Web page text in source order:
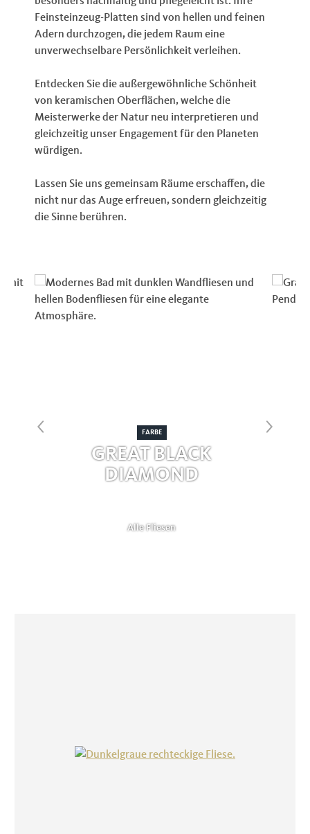
Feinsteinzeug-Platten sind von hellen und feinen
Adern durchzogen, die jedem Raum eine
unverwechselbare Persönlichkeit verleihen.
Entdecken Sie die außergewöhnliche Schönheit
von keramischen Oberflächen, welche die
Meisterwerke der Natur neu interpretieren und
gleichzeitig unser Engagement für den Planeten
würdigen.
Lassen Sie uns gemeinsam Räume erschaffen, die
nicht nur das Auge erfreuen, sondern gleichzeitig
die Sinne berühren.
FARBE
GREAT BLACK
DIAMOND
Alle Fliesen